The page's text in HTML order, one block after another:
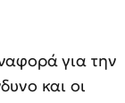
για την
και οι